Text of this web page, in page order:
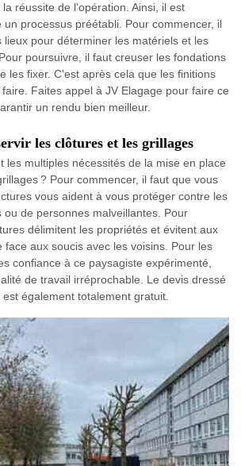
réussite de l'opération. Ainsi, il est
un processus préétabli. Pour commencer, il
lieux pour déterminer les matériels et les
poursuivre, il faut creuser les fondations
les fixer. C'est après cela que les finitions
Faites appel à JV Elagage pour faire ce
un rendu bien meilleur.
les clôtures et les grillages
les multiples nécessités de la mise en place
? Pour commencer, il faut que vous
vous aident à vous protéger contre les
ou de personnes malveillantes. Pour
délimitent les propriétés et évitent aux
face aux soucis avec les voisins. Pour les
confiance à ce paysagiste expérimenté,
de travail irréprochable. Le devis dressé
également totalement gratuit.